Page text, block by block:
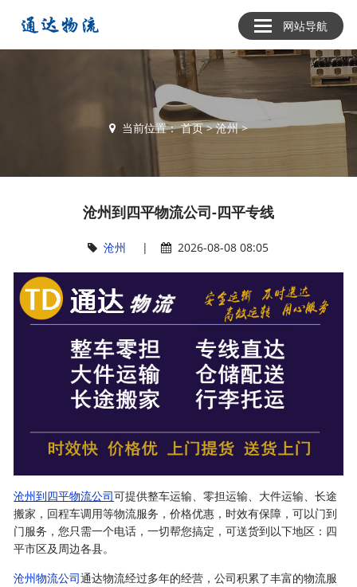
网站导航
当前位置：首页>沧州>
沧州到四平物流公司-四平专线
沧州 | 2026-08-08 08:05
沧州到四平物流公司可提供整车运输、零担运输、大件运输、长途
搬家，回程车调用等物流服务，价格优惠，时效有保障，可以门到
门服务，您只需一个电话，一切帮您搞定，可送货到以下地区：四
平市区及周边各县。
沧州物流公司通达物流经过多年的经营，公司积累了丰富的物流服